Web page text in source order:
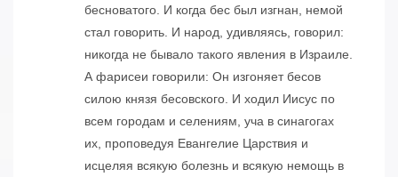
бесноватого. И когда бес был изгнан, немой
стал говорить. И народ, удивляясь, говорил:
никогда не бывало такого явления в Израиле.
А фарисеи говорили: Он изгоняет бесов
силою князя бесовского. И ходил Иисус по
всем городам и селениям, уча в синагогах
их, проповедуя Евангелие Царствия и
исцеляя всякую болезнь и всякую немощь в